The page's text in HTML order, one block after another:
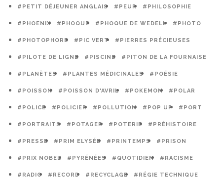
#PETIT DÉJEUNER ANGLAIS #PEUR #PHILOSOPHIE
#PHOENIX #PHOQUE #PHOQUE DE WEDELL #PHOTO
#PHOTOPHORE #PIC VERT #PIERRES PRÉCIEUSES
#PILOTE DE LIGNE #PISCINE #PITON DE LA FOURNAISE
#PLANÈTES #PLANTES MÉDICINALES #POÉSIE
#POISSON #POISSON D'AVRIL #POKEMON #POLAR
#POLICE #POLICIER #POLLUTION #POP UP #PORT
#PORTRAITS #POTAGER #POTERIE #PRÉHISTOIRE
#PRESSE #PRIM ELYSÉE #PRINTEMPS #PRISON
#PRIX NOBEL #PYRÉNÉES #QUOTIDIEN #RACISME
#RADIO #RECORD #RECYCLAGE #RÉGIE TECHNIQUE